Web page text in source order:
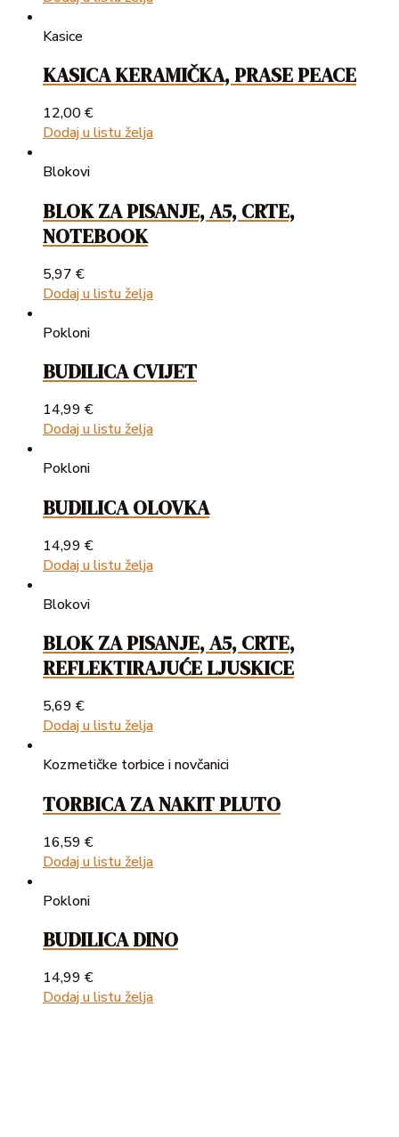
Kasice
KASICA KERAMIČKA, PRASE PEACE
12,00€
Dodaj u listu želja
Blokovi
BLOK ZA PISANJE, A5, CRTE,
NOTEBOOK
5,97 €
Dodaj u listu želja
Pokloni
BUDILICA CVIJET
14,99 €
Dodaj u listu želja
Pokloni
BUDILICA OLOVKA
14,99 €
Dodaj u listu želja
Blokovi
BLOK ZA PISANJE, A5, CRTE,
REFLEKTIRAJUĆE LJUSKICE
5,69 €
Dodaj u listu želja
Kozmetičke torbice i novčanici
TORBICA ZA NAKIT PLUTO
16,59 €
Dodaj u listu želja
Pokloni
BUDILICA DINO
14,99 €
Dodaj u listu želja